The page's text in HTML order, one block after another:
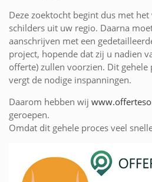
Deze zoektocht begint dus met
schilders uit uw regio. Daarna
aanschrijven met een
project, hopende dat zij u nadien
offerte) zullen voorzien. Dit gehele
vergt de nodige inspanningen.
Daarom hebben wij
geroepen.
Omdat dit gehele proces veel